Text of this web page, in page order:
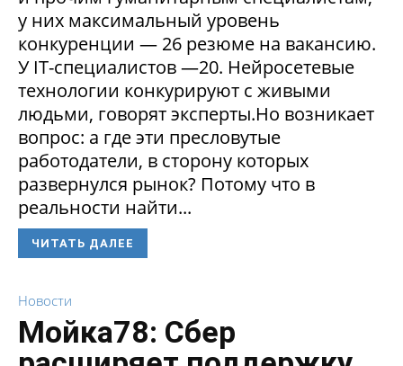
у них максимальный уровень
конкуренции — 26 резюме на вакансию.
У IT-специалистов —20. Нейросетевые
технологии конкурируют с живыми
людьми, говорят эксперты.Но возникает
вопрос: а где эти пресловутые
работодатели, в сторону которых
развернулся рынок? Потому что в
реальности найти...
ЧИТАТЬ ДАЛЕЕ
Новости
Мойка78: Сбер